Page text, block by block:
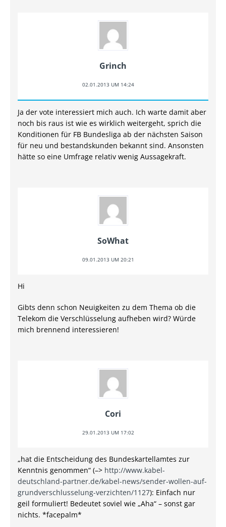
Grinch
02.01.2013 UM 14:24
Ja der vote interessiert mich auch. Ich warte damit aber
noch bis raus ist wie es wirklich weitergeht, sprich die
Konditionen für FB Bundesliga ab der nächsten Saison
für neu und bestandskunden bekannt sind. Ansonsten
hätte so eine Umfrage relativ wenig Aussagekraft.
SoWhat
09.01.2013 UM 20:21
Hi
Gibts denn schon Neuigkeiten zu dem Thema ob die
Telekom die Verschlüsselung aufheben wird? Würde
mich brennend interessieren!
Cori
29.01.2013 UM 17:02
„hat die Entscheidung des Bundeskartellamtes zur
Kenntnis genommen“ (–> http://www.kabel-
deutschland-partner.de/kabel-news/sender-wollen-auf-
grundverschlusselung-verzichten/1127): Einfach nur
geil formuliert! Bedeutet soviel wie „Aha“ – sonst gar
nichts. *facepalm*